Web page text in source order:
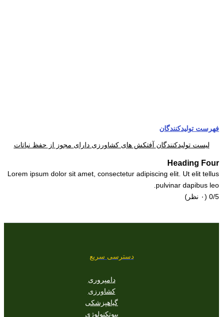
فهرست تولیدکنندگان
لیست تولیدکنندگان آفتکش های کشاورزی دارای مجوز از حفظ نباتات
Heading Four
Lorem ipsum dolor sit amet, consectetur adipiscing elit. Ut elit tellus
pulvinar dapibus leo.
‫0/5 ‫(۰ نظر)
دسترسی سریع
دامپروری
کشاورزی
گیاهپزشکی
بیوتکنولوژی